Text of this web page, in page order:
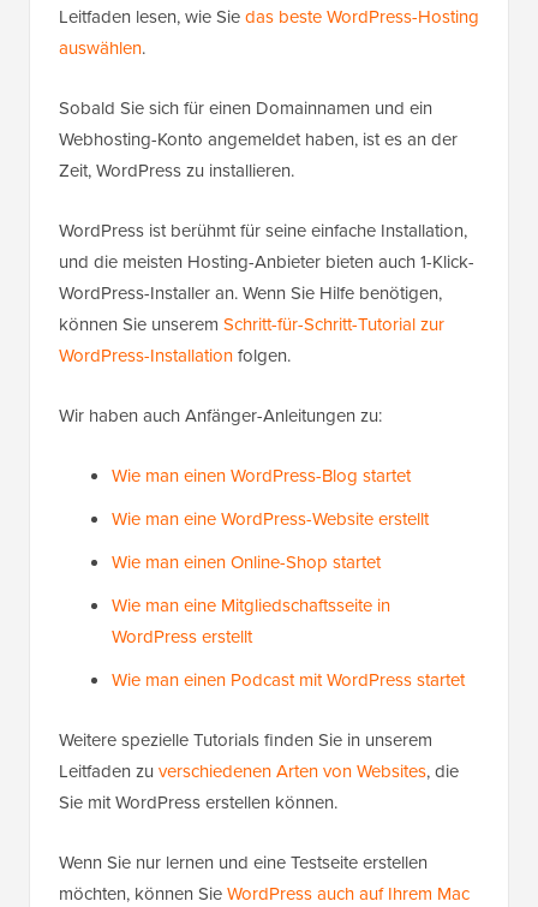
Leitfaden lesen, wie Siedas beste WordPress-Hosting
auswählen.
Sobald Sie sich für einen Domainnamen und ein
Webhosting-Konto angemeldet haben, ist es an der
Zeit, WordPress zu installieren.
WordPress ist berühmt für seine einfache Installation,
und die meisten Hosting-Anbieter bieten auch 1-Klick-
WordPress-Installer an. Wenn Sie Hilfe benötigen,
können Sie unserem Schritt-für-Schritt-Tutorial zur
WordPress-Installationfolgen.
Wir haben auch Anfänger-Anleitungen zu:
Wie man einen WordPress-Blog startet
Wie man eine WordPress-Website erstellt
Wie man einen Online-Shop startet
Wie man eine Mitgliedschaftsseite in
WordPress erstellt
Wie man einen Podcast mit WordPress startet
Weitere spezielle Tutorials finden Sie in unserem
Leitfaden zu verschiedenen Arten von Websites, die
Sie mit WordPress erstellen können.
Wenn Sie nur lernen und eine Testseite erstellen
möchten, können SieWordPress auch auf Ihrem Mac